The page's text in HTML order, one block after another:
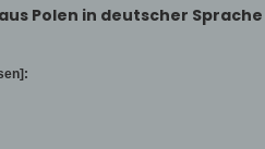
Polen in deutscher Sprache